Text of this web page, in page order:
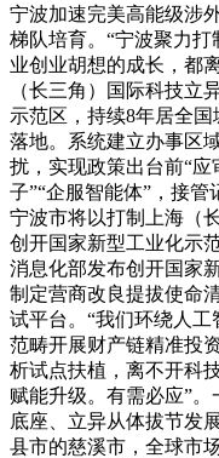
宁波加速完美高能级涉
梯队培育。“宁波聚力
业创业胡想的成长，都
（长三角）国际科技立
示范区，持续8年居全
落地。系统建立办事区
扰，实现政策出台前“应
子”“企服智能体”，接管
宁波市将以打制上海（
创开国家新型工业化示
消息化部发布创开国家
制定营商改良提拔使命
试平台。“我们环绕人
范畴开展财产链精准投
析试点扶植，离不开科
赋能升级。有需必应”
底座、立异从体拔节发
县市的慈溪市，全球市